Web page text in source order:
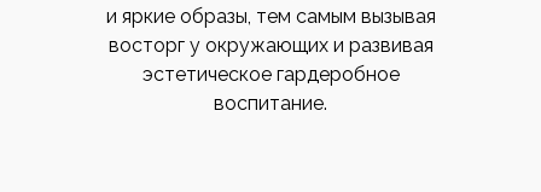
и яркие образы, тем самым вызывая
восторг у окружающих и развивая
эстетическое гардеробное
воспитание.